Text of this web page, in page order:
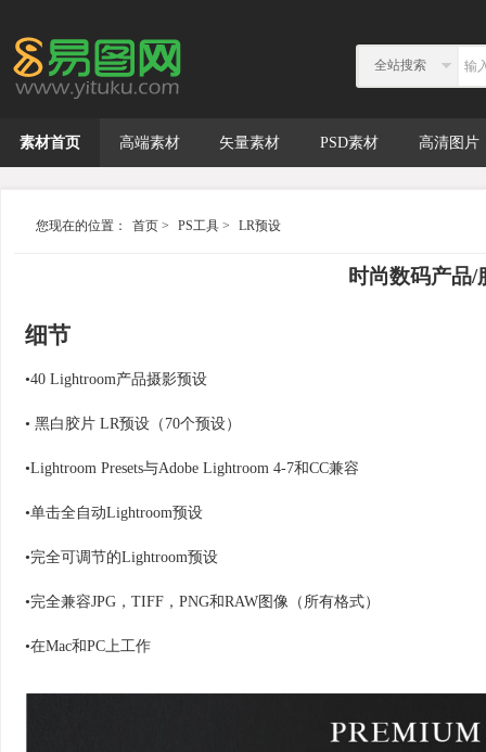
全站搜索
素材首页 高端素材 矢量素材 PSD素材 高清图片
您现在的位置： 首页 > PS工具 > LR预设
时尚数码产品
细节
•40 Lightroom产品摄影预设
• 黑白胶片 LR预设（70个预设）
•Lightroom Presets与Adobe Lightroom 4-7和CC兼容
•单击全自动Lightroom预设
•完全可调节的Lightroom预设
•完全兼容JPG，TIFF，PNG和RAW图像（所有格式）
•在Mac和PC上工作